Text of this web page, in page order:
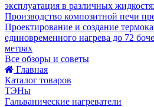
эксплуатация в различных
Производство композитной печи
Проектирование и создание
единовременного нагрева до 72
метрах
Все обзоры и советы
Главная
Каталог товаров
ТЭНы
Гальванические нагреватели